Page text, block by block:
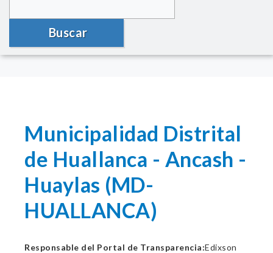
Buscar
Municipalidad Distrital
de Huallanca - Ancash -
Huaylas (MD-
HUALLANCA)
Responsable del Portal de Transparencia:Edixson